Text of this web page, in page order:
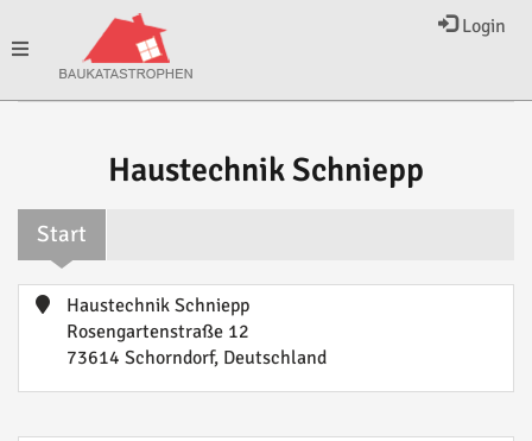
Login
Toggle
Haustechnik Schniepp
Start
Haustechnik Schniepp
Rosengartenstraße 12
73614 Schorndorf, Deutschland